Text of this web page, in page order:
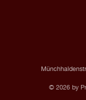
© 2026 by